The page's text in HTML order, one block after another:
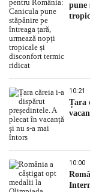
pune
10:21
Țara
10:00